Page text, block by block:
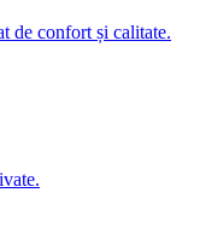
de confort și calitate.